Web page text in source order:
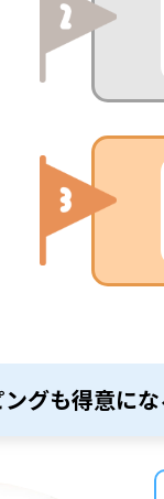
グも得意に